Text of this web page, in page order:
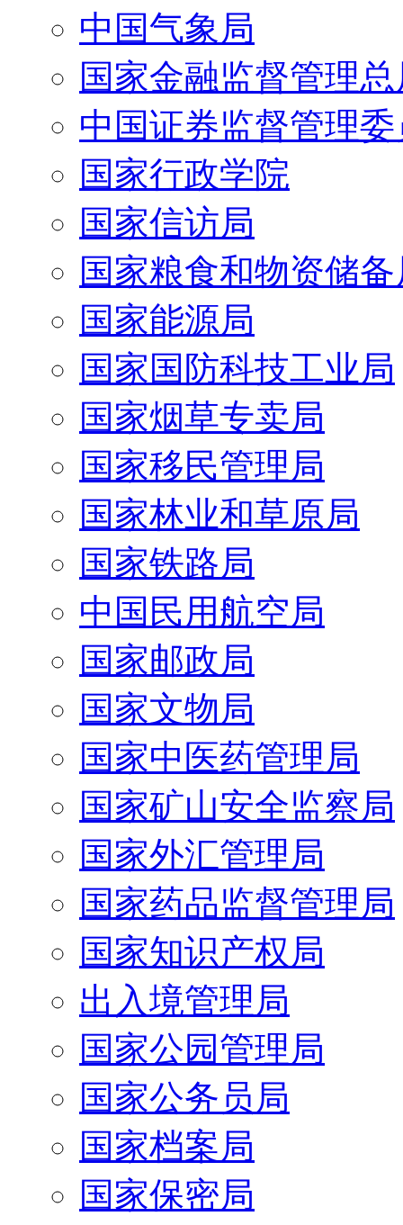
中国气象局
国家金融监督管理
中国证券监督管理
国家行政学院
国家信访局
国家粮食和物资储
国家能源局
国家国防科技工业局
国家烟草专卖局
国家移民管理局
国家林业和草原局
国家铁路局
中国民用航空局
国家邮政局
国家文物局
国家中医药管理局
国家矿山安全监察局
国家外汇管理局
国家药品监督管理局
国家知识产权局
出入境管理局
国家公园管理局
国家公务员局
国家档案局
国家保密局